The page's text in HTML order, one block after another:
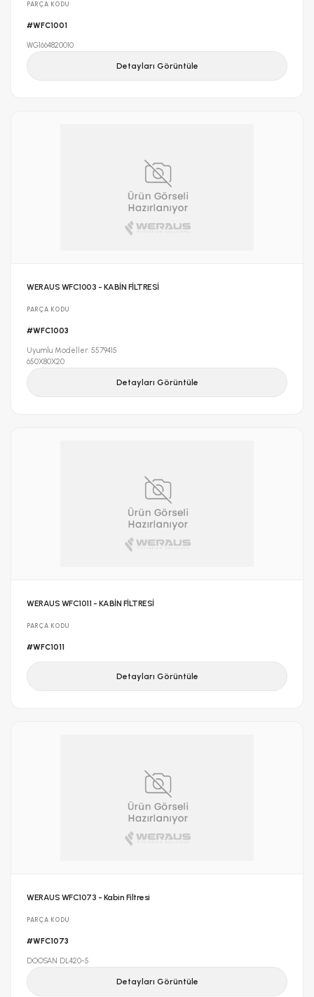
PARÇA KODU
#WFC1001
WG1664820010
Detayları Görüntüle
WERAUS WFC1003 - KABİN FİLTRESİ
PARÇA KODU
#WFC1003
Uyumlu Modeller: 5579415
650X80X20
Detayları Görüntüle
WERAUS WFC1011 - KABİN FİLTRESİ
PARÇA KODU
#WFC1011
Detayları Görüntüle
WERAUS WFC1073 - Kabin Filtresi
PARÇA KODU
#WFC1073
DOOSAN DL420-5
Detayları Görüntüle